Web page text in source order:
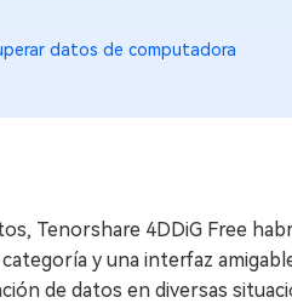
datos de computadora
Tenorshare 4DDiG Free
y una interfaz
de datos en diversas